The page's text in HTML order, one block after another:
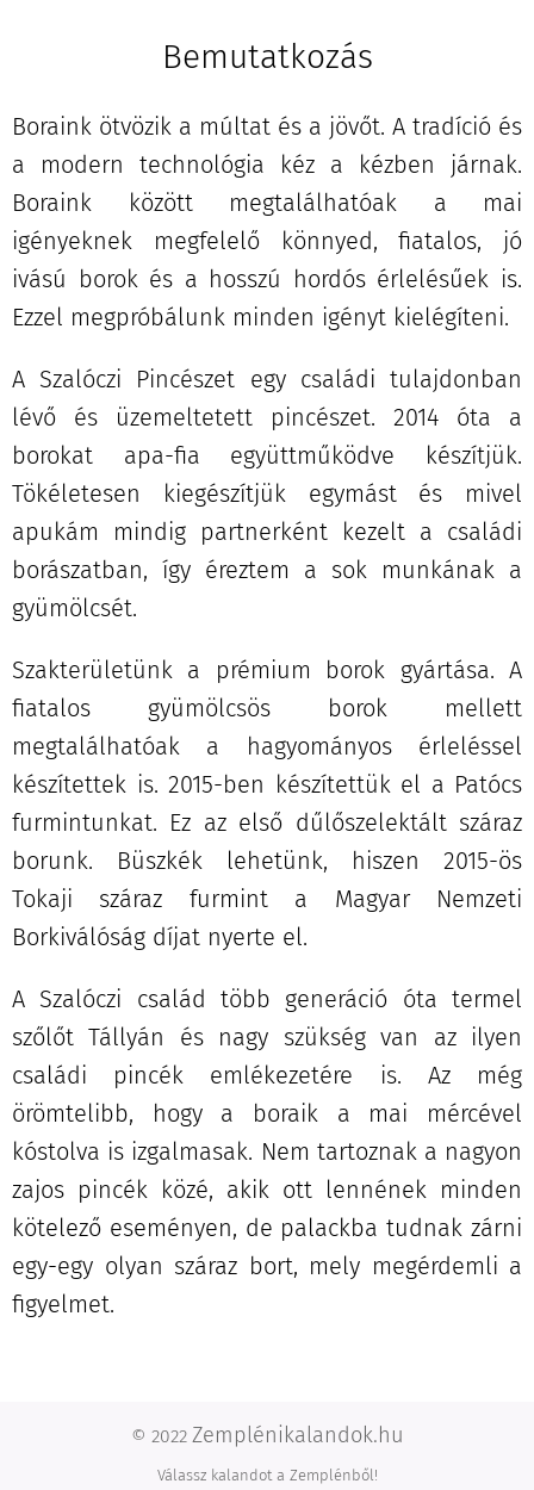
Bemutatkozás
Boraink ötvözik a múltat és a jövőt. A tradíció és
a modern technológia kéz a kézben járnak.
Boraink között megtalálhatóak a mai
igényeknek megfelelő könnyed, fiatalos, jó
ivású borok és a hosszú hordós érlelésűek is.
Ezzel megpróbálunk minden igényt kielégíteni.
A Szalóczi Pincészet egy családi tulajdonban
lévő és üzemeltetett pincészet. 2014 óta a
borokat apa-fia együttműködve készítjük.
Tökéletesen kiegészítjük egymást és mivel
apukám mindig partnerként kezelt a családi
borászatban, így éreztem a sok munkának a
gyümölcsét.
Szakterületünk a prémium borok gyártása. A
fiatalos gyümölcsös borok mellett
megtalálhatóak a hagyományos érleléssel
készítettek is. 2015-ben készítettük el a Patócs
furmintunkat. Ez az első dűlőszelektált száraz
borunk. Büszkék lehetünk, hiszen 2015-ös
Tokaji száraz furmint a Magyar Nemzeti
Borkiválóság díjat nyerte el.
A Szalóczi család több generáció óta termel
szőlőt Tállyán és nagy szükség van az ilyen
családi pincék emlékezetére is. Az még
örömtelibb, hogy a boraik a mai mércével
kóstolva is izgalmasak. Nem tartoznak a nagyon
zajos pincék közé, akik ott lennének minden
kötelező eseményen, de palackba tudnak zárni
egy-egy olyan száraz bort, mely megérdemli a
figyelmet.
© 2022 Zemplénikalandok.hu
Válassz kalandot a Zemplénből!